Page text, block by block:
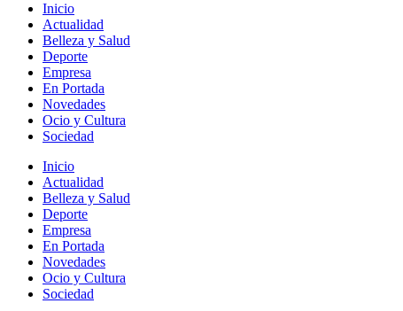
Inicio
Actualidad
Belleza y Salud
Deporte
Empresa
En Portada
Novedades
Ocio y Cultura
Sociedad
Inicio
Actualidad
Belleza y Salud
Deporte
Empresa
En Portada
Novedades
Ocio y Cultura
Sociedad